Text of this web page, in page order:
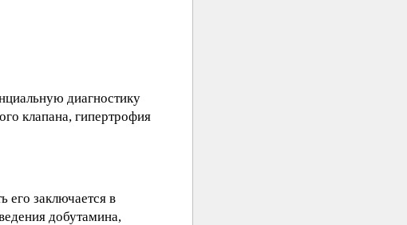
диагностику
клапана, гипертрофия
его заключается в
добутамина,